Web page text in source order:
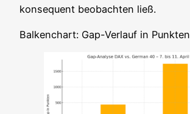
kon­se­quent beob­ach­ten ließ.
Bal­ken­chart: Gap-Ver­lauf in Punkten